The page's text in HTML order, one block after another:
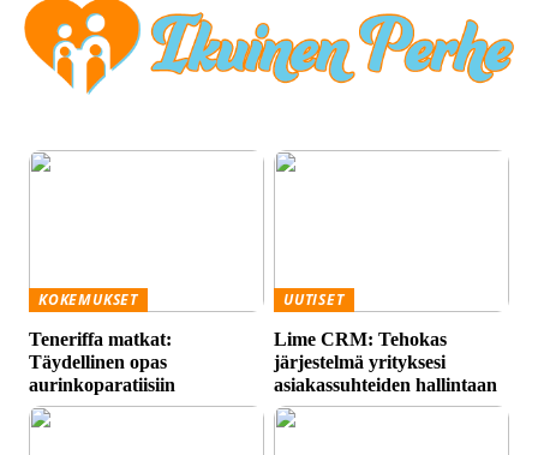
KOKEMUKSET
Teneriffa matkat:
Täydellinen opas
aurinkoparatiisiin
UUTISET
Lime CRM: Tehokas
järjestelmä yrityksesi
asiakassuhteiden hallintaan